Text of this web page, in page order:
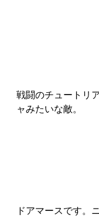
戦闘のチュートリ
ャみたいな敵。
ドアマースです。